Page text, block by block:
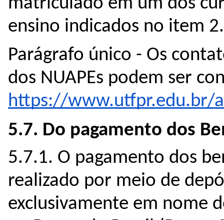
ensino indicados no item
Parágrafo único - Os
https://www.utfpr.edu.br/
5.7. Do pagamento dos
5.7.1. O pagamento dos
realizado por meio de
exclusivamente em nome